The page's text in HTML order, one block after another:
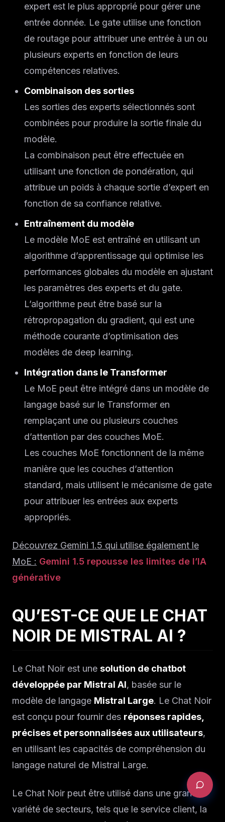
expert est le plus approprié pour gérer une
entrée donnée. Le gate utilise une fonction
de routage pour attribuer une entrée à un ou
plusieurs experts en fonction de leurs
compétences relatives.
Combinaison des sorties
Les sorties des experts sélectionnés sont
combinées pour produire la sortie finale du
modèle.
La combinaison peut être effectuée en
utilisant une fonction de pondération, qui
attribue un poids à chaque sortie d’expert en
fonction de sa confiance relative.
Entraînement du modèle
Le modèle MoE est entraîné en utilisant un
algorithme d’apprentissage qui optimise les
performances globales du modèle en ajustant
les paramètres des experts et du gate.
L’algorithme peut être basé sur la
rétropropagation du gradient, qui est une
méthode courante d’optimisation des
modèles de deep learning.
Intégration dans le Transformer
Le MoE peut être intégré dans un modèle de
langage basé sur le Transformer en
remplaçant une ou plusieurs couches
d’attention par des couches MoE.
Les couches MoE fonctionnent de la même
manière que les couches d’attention
standard, mais utilisent le mécanisme de gate
pour attribuer les entrées aux experts
appropriés.
Découvrez Gemini 1.5 qui utilise également le
MoE : Gemini 1.5 repousse les limites de l’IA
générative
QU’EST-CE QUE LE CHAT
NOIR DE MISTRAL AI ?
Le Chat Noir est une solution de chatbot
développée par Mistral AI, basée sur le
modèle de langage Mistral Large. Le Chat Noir
est conçu pour fournir des réponses rapides,
précises et personnalisées aux utilisateurs,
en utilisant les capacités de compréhension du
langage naturel de Mistral Large.
Le Chat Noir peut être utilisé dans une grande
variété de secteurs, tels que le service client, la